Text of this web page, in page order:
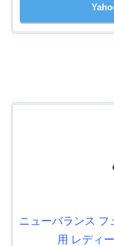
ニューバランス フ
用 レディ